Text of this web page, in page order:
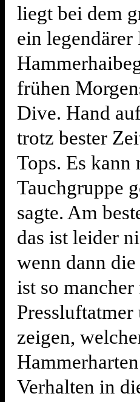
liegt bei dem
ein legendärer
frühen
Dive. Hand
trotz bester
Tops. Es
Tauchgruppe
sagte. Am
das ist leider
wenn dann
ist so
zeigen,
Verhalten in